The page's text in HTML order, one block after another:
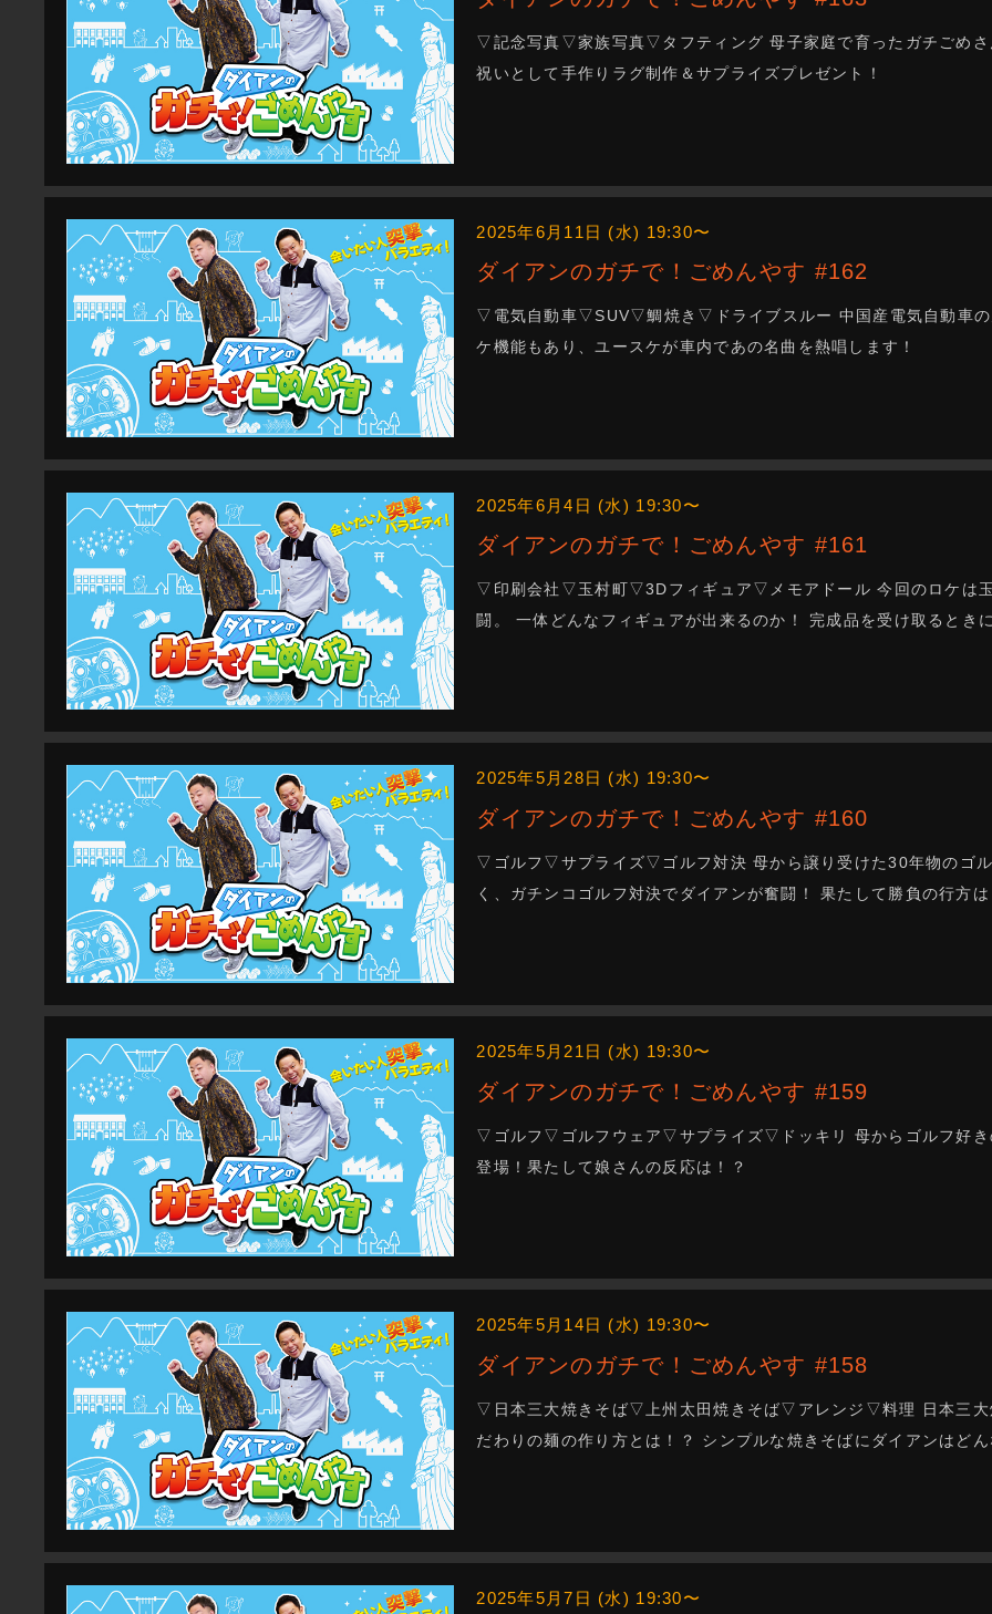
▽記念写真▽家族写真▽タフティング 母子家庭で育ったガチごめ
祝いとして手作りラグ制作＆サプライズプレゼント！
2025年6月11日 (水) 19:30〜
ダイアンのガチで！ごめんやす #162
▽電気自動車▽SUV▽鯛焼き▽ドライブスルー 中国産電気自動車の
ケ機能もあり、ユースケが車内であの名曲を熱唱します！
2025年6月4日 (水) 19:30〜
ダイアンのガチで！ごめんやす #161
▽印刷会社▽玉村町▽3Dフィギュア▽メモアドール 今回のロケは
闘。 一体どんなフィギュアが出来るのか！ 完成品を受け取るとき
2025年5月28日 (水) 19:30〜
ダイアンのガチで！ごめんやす #160
▽ゴルフ▽サプライズ▽ゴルフ対決 母から譲り受けた30年物のゴ
く、ガチンコゴルフ対決でダイアンが奮闘！ 果たして勝負の行方
2025年5月21日 (水) 19:30〜
ダイアンのガチで！ごめんやす #159
▽ゴルフ▽ゴルフウェア▽サプライズ▽ドッキリ 母からゴルフ好き
登場！果たして娘さんの反応は！？
2025年5月14日 (水) 19:30〜
ダイアンのガチで！ごめんやす #158
▽日本三大焼きそば▽上州太田焼きそば▽アレンジ▽料理 日本三大
だわりの麺の作り方とは！？ シンプルな焼きそばにダイアンはど
2025年5月7日 (水) 19:30〜